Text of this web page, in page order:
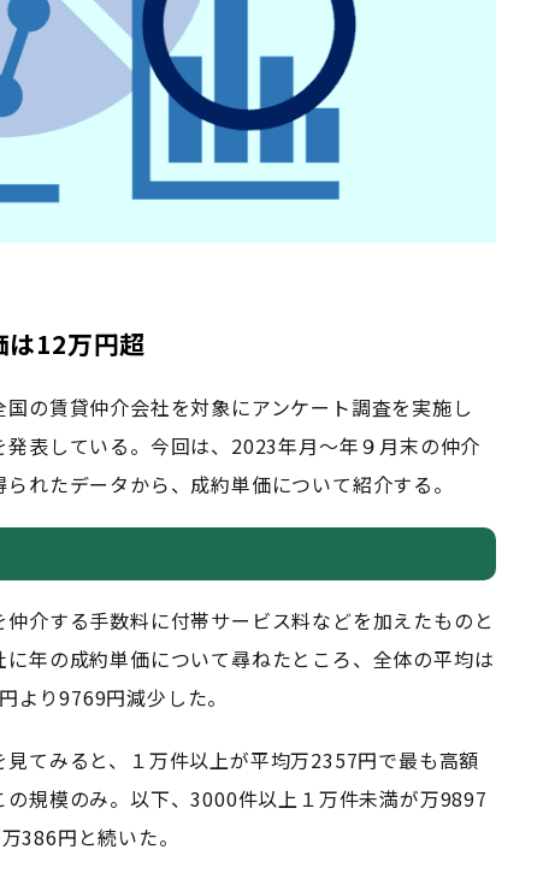
は12万円超
の賃貸仲介会社を対象にアンケート調査を実施し
発表している。今回は、2023年月～年９月末の仲介
れたデータから、成約単価について紹介する。
介する手数料に付帯サービス料などを加えたものと
年の成約単価について尋ねたところ、全体の平均は
より9769円減少した。
てみると、１万件以上が平均万2357円で最も高額
規模のみ。以下、3000件以上１万件未満が万9897
386円と続いた。